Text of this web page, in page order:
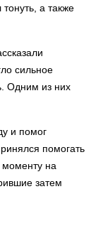
а также
сильное
Одним из них
и помог
помогать
моменту на
затем